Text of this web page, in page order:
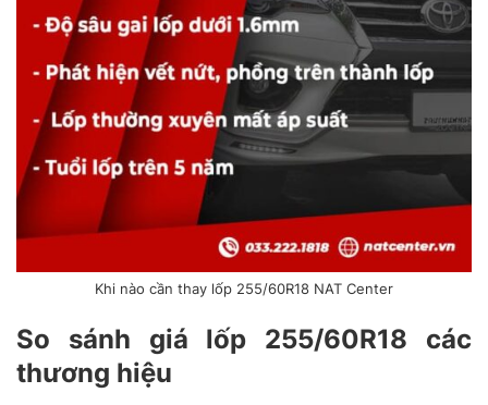
Khi nào cần thay lốp 255/60R18 NAT Center
So sánh giá lốp 255/60R18 các
thương hiệu